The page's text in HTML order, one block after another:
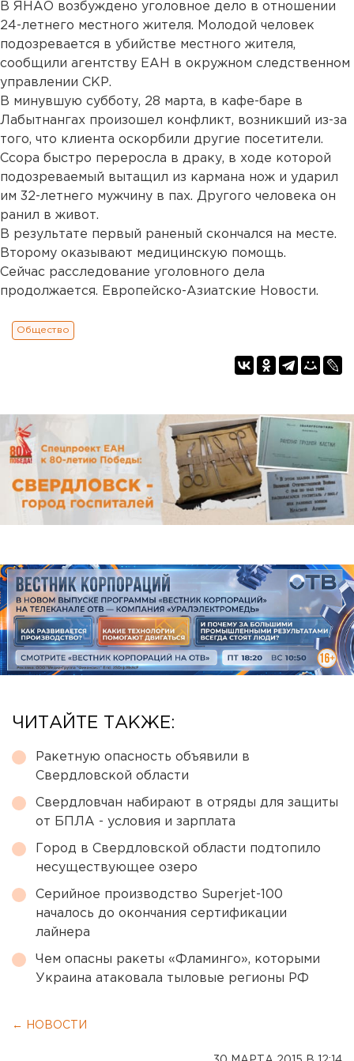
В ЯНАО возбуждено уголовное дело в отношении
24-летнего местного жителя. Молодой человек
подозревается в убийстве местного жителя,
сообщили агентству ЕАН в окружном следственном
управлении СКР.
В минувшую субботу, 28 марта, в кафе-баре в
Лабытнангах произошел конфликт, возникший из-за
того, что клиента оскорбили другие посетители.
Ссора быстро переросла в драку, в ходе которой
подозреваемый вытащил из кармана нож и ударил
им 32-летнего мужчину в пах. Другого человека он
ранил в живот.
В результате первый раненый скончался на месте.
Второму оказывают медицинскую помощь.
Сейчас расследование уголовного дела
продолжается. Европейско-Азиатские Новости.
Общество
ЧИТАЙТЕ ТАКЖЕ:
Ракетную опасность объявили в
Свердловской области
Свердловчан набирают в отряды для защиты
от БПЛА - условия и зарплата
Город в Свердловской области подтопило
несуществующее озеро
Серийное производство Superjet-100
началось до окончания сертификации
лайнера
Чем опасны ракеты «Фламинго», которыми
Украина атаковала тыловые регионы РФ
← НОВОСТИ